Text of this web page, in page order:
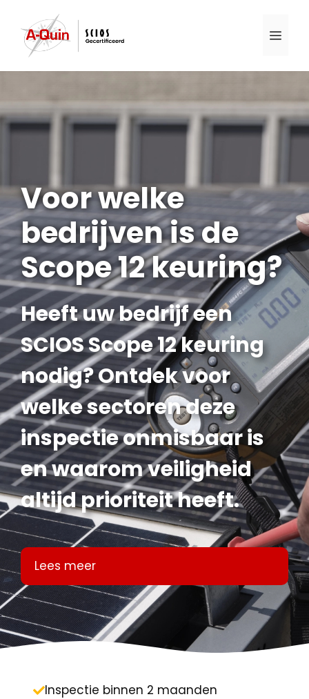
naar
inhoud
Voor welke
bedrijven is de
Scope 12 keuring?
Heeft uw bedrijf een
SCIOS Scope 12 keuring
nodig? Ontdek voor
welke sectoren deze
inspectie onmisbaar is
en waarom veiligheid
altijd prioriteit heeft.
Lees meer
Inspectie binnen 2 maanden